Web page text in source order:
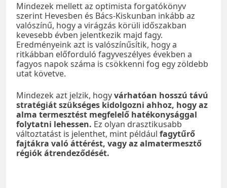
Mindezek mellett az optimista forgatókönyv
szerint Hevesben és Bács-Kiskunban inkább az
valószínű, hogy a virágzás körüli időszakban
kevesebb évben jelentkezik majd fagy.
Eredményeink azt is valószínűsítik, hogy a
ritkábban előforduló fagyveszélyes években a
fagyos napok száma is csökkenni fog egy zöldebb
utat követve.
Mindezek azt jelzik, hogyvárhatóan hosszú távú
stratégiát szükséges kidolgozni ahhoz, hogy az
alma termesztést megfelelő hatékonysággal
folytatni lehessen. Ez olyan drasztikusabb
változtatást is jelenthet, mint például fagytűrő
fajtákra való áttérést, vagy az almatermesztő
régiók átrendeződését.